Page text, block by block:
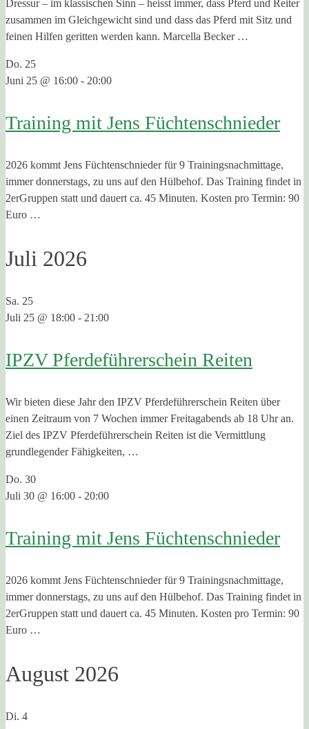
Dressur – im klassischen Sinn – heisst immer, dass Pferd und Reiter
zusammen im Gleichgewicht sind und dass das Pferd mit Sitz und
feinen Hilfen geritten werden kann. Marcella Becker …
Do. 25
Juni 25 @ 16:00 - 20:00
Training mit Jens Füchtenschnieder
2026 kommt Jens Füchtenschnieder für 9 Trainingsnachmittage,
immer donnerstags, zu uns auf den Hülbehof. Das Training findet in
2erGruppen statt und dauert ca. 45 Minuten. Kosten pro Termin: 90
Euro …
Juli 2026
Sa. 25
Juli 25 @ 18:00 - 21:00
IPZV Pferdeführerschein Reiten
Wir bieten diese Jahr den IPZV Pferdeführerschein Reiten über
einen Zeitraum von 7 Wochen immer Freitagabends ab 18 Uhr an.
Ziel des IPZV Pferdeführerschein Reiten ist die Vermittlung
grundlegender Fähigkeiten, …
Do. 30
Juli 30 @ 16:00 - 20:00
Training mit Jens Füchtenschnieder
2026 kommt Jens Füchtenschnieder für 9 Trainingsnachmittage,
immer donnerstags, zu uns auf den Hülbehof. Das Training findet in
2erGruppen statt und dauert ca. 45 Minuten. Kosten pro Termin: 90
Euro …
August 2026
Di. 4